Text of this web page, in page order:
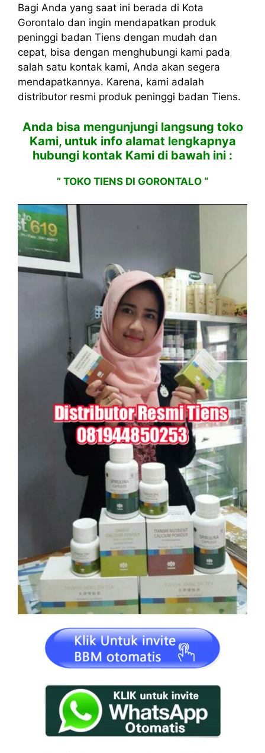
Bagi Anda yang saat ini berada di Kota
Gorontalo dan ingin mendapatkan produk
peninggi badan Tiens dengan mudah dan
cepat, bisa dengan menghubungi kami pada
salah satu kontak kami, Anda akan segera
mendapatkannya. Karena, kami adalah
distributor resmi produk peninggi badan Tiens.
Anda bisa mengunjungi langsung toko
Kami, untuk info alamat lengkapnya
hubungi kontak Kami di bawah ini :
” TOKO TIENS DI GORONTALO “